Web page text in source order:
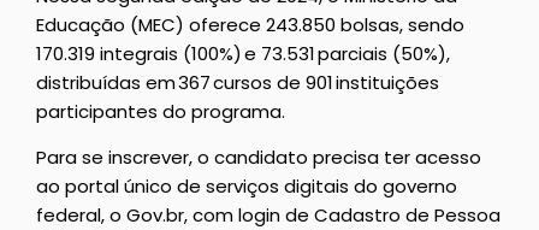
Educação (MEC) oferece 243.850 bolsas, sendo
170.319 integrais (100%) e 73.531 parciais (50%),
distribuídas em 367 cursos de 901 instituições
participantes do programa.
Para se inscrever, o candidato precisa ter acesso
ao portal único de serviços digitais do governo
federal, o Gov.br, com login de Cadastro de Pessoa